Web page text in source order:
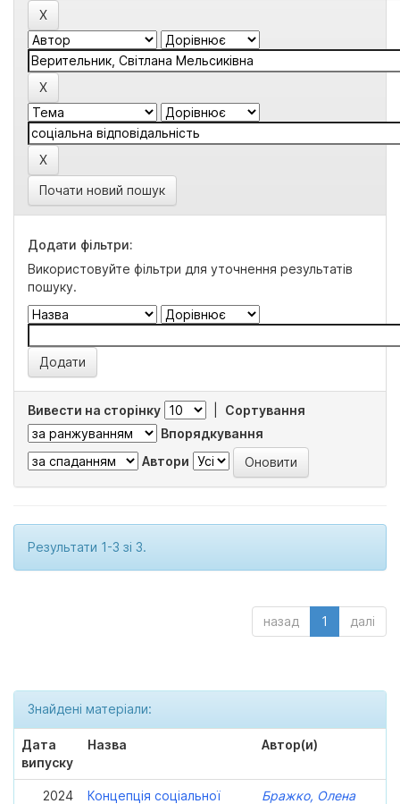
Почати новий пошук
Додати фільтри:
Використовуйте фільтри для уточнення результатів
пошуку.
Вивести на сторінку
Сортування
Впорядкування
Автори
Результати 1-3 зі 3.
назад 1 далі
Знайдені матеріали:
Дата
випуску
Назва Автор(и)
2024
Концепція соціальної
Бражко, Олена